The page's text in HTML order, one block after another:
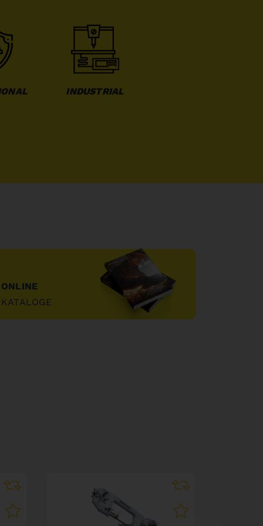
INDUSTRIAL
ONLINE
KATALOGE
"